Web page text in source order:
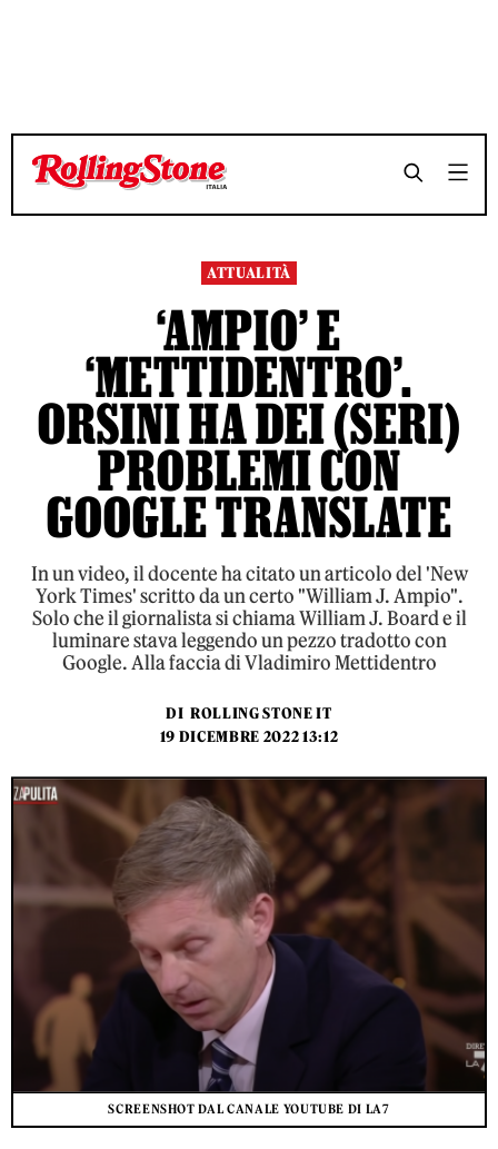
TEMPO DI LETTURA 5 MINUTI SHARE
TEMPO DI LETTURA 5 MINUTI SHARE
ATTUALITÀ
‘AMPIO’ E
‘METTIDENTRO’.
ORSINI HA DEI (SERI)
PROBLEMI CON
GOOGLE TRANSLATE
In un video, il docente ha citato un articolo del 'New
York Times' scritto da un certo "William J. Ampio".
Solo che il giornalista si chiama William J. Board e il
luminare stava leggendo un pezzo tradotto con
Google. Alla faccia di Vladimiro Mettidentro
DI ROLLING STONE IT
19 DICEMBRE 2022 13:12
SCREENSHOT DAL CANALE YOUTUBE DI LA7